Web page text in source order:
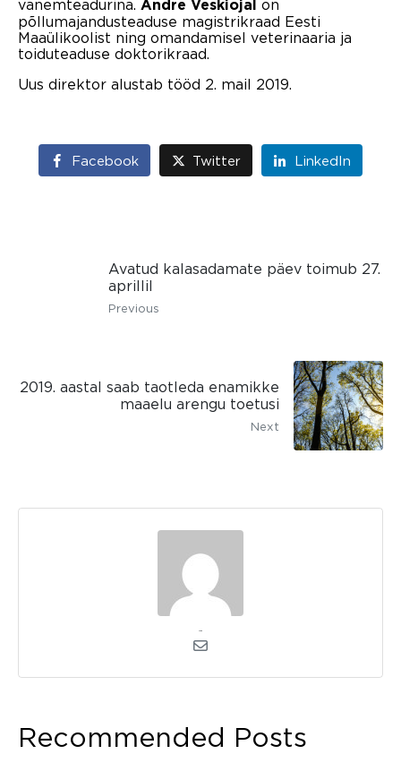
vanemteadurina. Andre Veskiojal
on
põllumajandusteaduse magistrikraad Eesti
Maaülikoolist ning omandamisel veterinaaria ja
toiduteaduse doktorikraad.
Uus direktor alustab tööd 2. mail 2019.
Facebook Twitter LinkedIn
Avatud kalasadamate päev toimub 27.
aprillil
Previous
2019. aastal saab taotleda enamikke
maaelu arengu toetusi
Next
Recommended Posts